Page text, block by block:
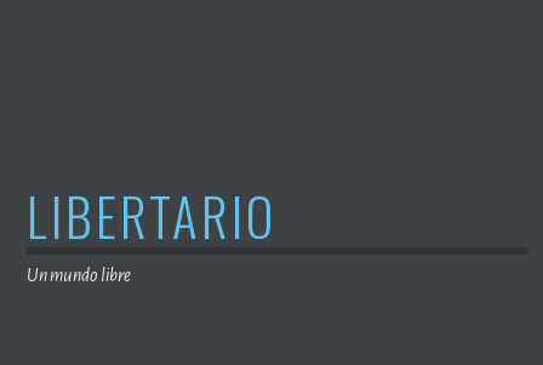
LIBERTARIO
Un mundo libre